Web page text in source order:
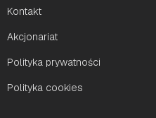
Kontakt
Akcjonariat
Polityka prywatności
Polityka cookies